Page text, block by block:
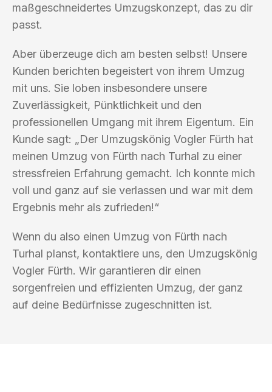
maßgeschneidertes Umzugskonzept, das zu dir
passt.
Aber überzeuge dich am besten selbst! Unsere
Kunden berichten begeistert von ihrem Umzug
mit uns. Sie loben insbesondere unsere
Zuverlässigkeit, Pünktlichkeit und den
professionellen Umgang mit ihrem Eigentum. Ein
Kunde sagt: „Der Umzugskönig Vogler Fürth hat
meinen Umzug von Fürth nach Turhal zu einer
stressfreien Erfahrung gemacht. Ich konnte mich
voll und ganz auf sie verlassen und war mit dem
Ergebnis mehr als zufrieden!“
Wenn du also einen Umzug von Fürth nach
Turhal planst, kontaktiere uns, den Umzugskönig
Vogler Fürth. Wir garantieren dir einen
sorgenfreien und effizienten Umzug, der ganz
auf deine Bedürfnisse zugeschnitten ist.